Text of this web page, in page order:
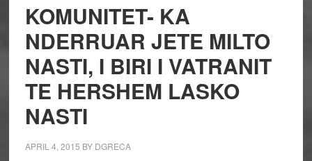
KOMUNITET- KA
NDERRUAR JETE MILTO
NASTI, I BIRI I VATRANIT
TE HERSHEM LASKO
NASTI
APRIL 4, 2015 BY DGRECA